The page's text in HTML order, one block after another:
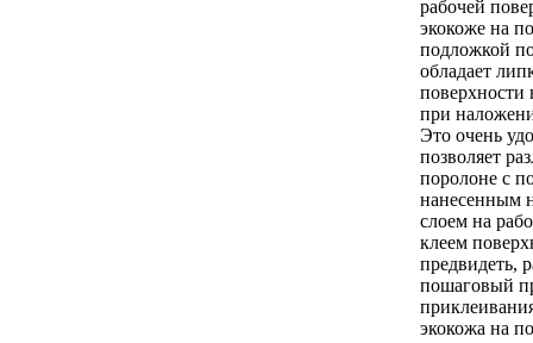
рабочей
экокоже на
подложкой
обладает
поверхности
при
Это очень
позволяет
поролоне с
нанесенным
слоем на
клеем
предвидеть,
пошаговый
экокожа на